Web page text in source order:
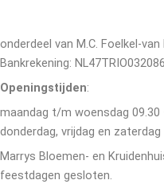
onderdeel van M.C. Foelkel-
Bankrekening:
Openingstijden:
maandag t/m woensdag 09.30
donderdag, vrijdag en
Marrys Bloemen- en
feestdagen gesloten.